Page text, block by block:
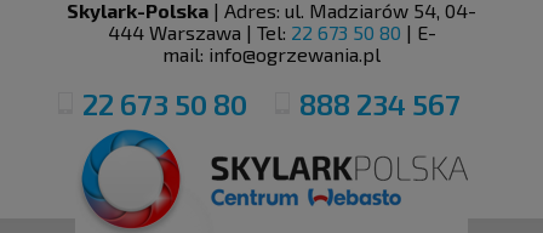
Skylark-Polska | Adres: ul. Madziarów 54, 04-
444 Warszawa | Tel: 22 673 50 80 | E-
mail: info@ogrzewania.pl
22 673 50 80 888 234 567